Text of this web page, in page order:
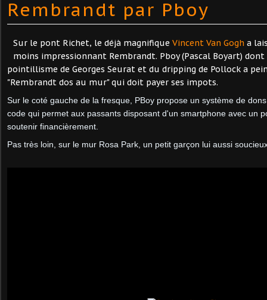
Rembrandt par Pboy
Sur le pont Richet, le déjà magnifique Vincent Van Gogh a
moins impressionnant Rembrandt. Pboy (Pascal Boyart)
pointillisme de Georges Seurat et du dripping de Pollock a
"Rembrandt dos au mur" qui doit payer ses impots.
Sur le coté gauche de la fresque, PBoy propose un système de
code qui permet aux passants disposant d'un smartphone avec un
soutenir financièrement.
Pas très loin, ​​​​​sur le mur Rosa Park, un petit garçon lui aussi